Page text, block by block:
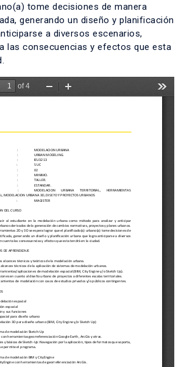
tome decisiones de manera
generando un diseño y planificación
a diversos escenarios,
las consecuencias y efectos que esta